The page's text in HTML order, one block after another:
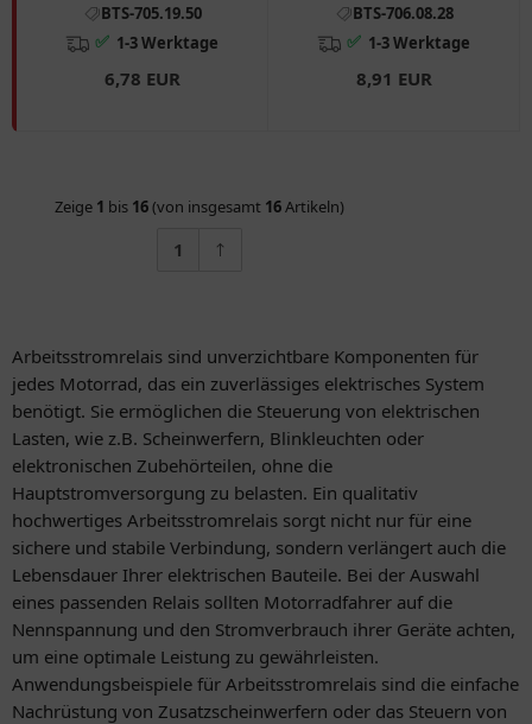
Classic, Continental,
Himalayan
BTS-705.19.50
✅ 1-3 Werktage
6,78 EUR
BTS-706.08.28
✅ 1-3 Werktage
8,91 EUR
Zeige 1 bis 16(von insgesamt 16Artikeln)
1
Arbeitsstromrelais sind unverzichtbare Komponenten für
jedes Motorrad, das ein zuverlässiges elektrisches System
benötigt. Sie ermöglichen die Steuerung von elektrischen
Lasten, wie z.B. Scheinwerfern, Blinkleuchten oder
elektronischen Zubehörteilen, ohne die
Hauptstromversorgung zu belasten. Ein qualitativ
hochwertiges Arbeitsstromrelais sorgt nicht nur für eine
sichere und stabile Verbindung, sondern verlängert auch die
Lebensdauer Ihrer elektrischen Bauteile. Bei der Auswahl
eines passenden Relais sollten Motorradfahrer auf die
Nennspannung und den Stromverbrauch ihrer Geräte achten,
um eine optimale Leistung zu gewährleisten.
Anwendungsbeispiele für Arbeitsstromrelais sind die einfache
Nachrüstung von Zusatzscheinwerfern oder das Steuern von